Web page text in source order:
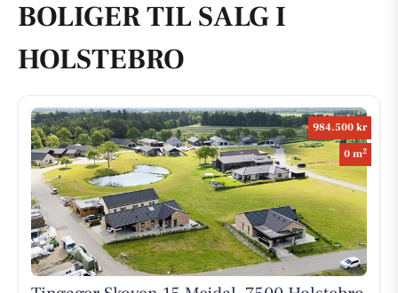
BOLIGER TIL SALG I
HOLSTEBRO
984.500 kr
0 m2